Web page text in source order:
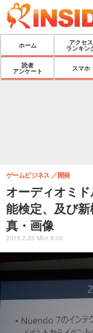
ホーム
アクセス
ランキン
読者
アンケート
スマホ
オーディオミ
能検定、及び
真・画像
ゲームビジネス 開発
2015.2.23 Mon 8:00